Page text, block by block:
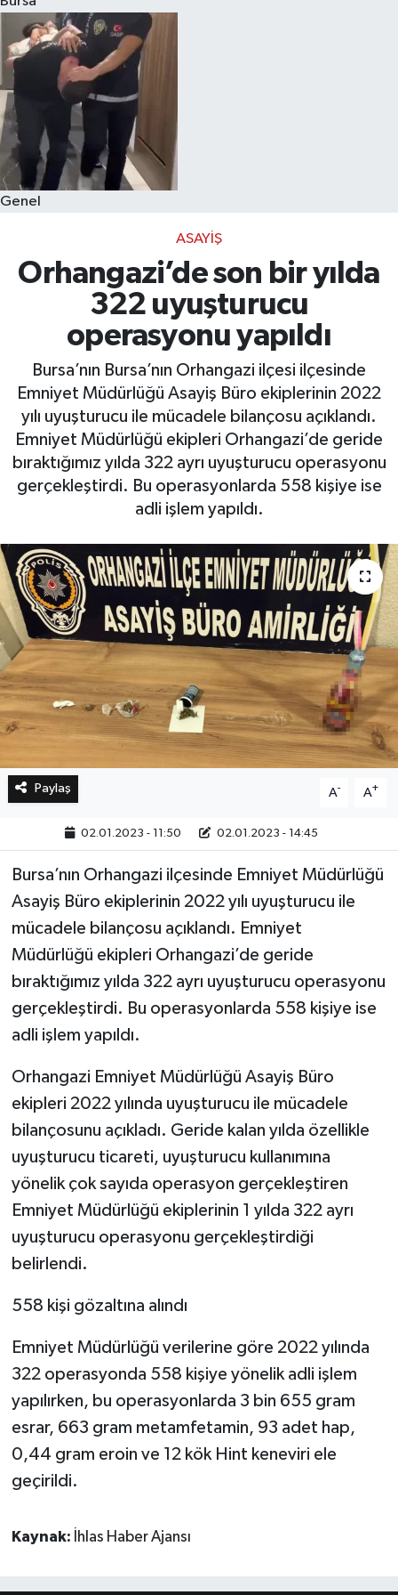
Genel
ASAYIŞ
Orhangazi’de son bir yılda
322 uyuşturucu
operasyonu yapıldı
Bursa’nın Bursa’nın Orhangazi ilçesi ilçesinde
Emniyet Müdürlüğü Asayiş Büro ekiplerinin 2022
yılı uyuşturucu ile mücadele bilançosu açıklandı.
Emniyet Müdürlüğü ekipleri Orhangazi’de geride
bıraktığımız yılda 322 ayrı uyuşturucu operasyonu
gerçekleştirdi. Bu operasyonlarda 558 kişiye ise
adli işlem yapıldı.
Paylaş A- A+
02.01.2023 - 11:50 02.01.2023 - 14:45
Bursa’nın Orhangazi ilçesinde Emniyet Müdürlüğü
Asayiş Büro ekiplerinin 2022 yılı uyuşturucu ile
mücadele bilançosu açıklandı. Emniyet
Müdürlüğü ekipleri Orhangazi’de geride
bıraktığımız yılda 322 ayrı uyuşturucu operasyonu
gerçekleştirdi. Bu operasyonlarda 558 kişiye ise
adli işlem yapıldı.
Orhangazi Emniyet Müdürlüğü Asayiş Büro
ekipleri 2022 yılında uyuşturucu ile mücadele
bilançosunu açıkladı. Geride kalan yılda özellikle
uyuşturucu ticareti, uyuşturucu kullanımına
yönelik çok sayıda operasyon gerçekleştiren
Emniyet Müdürlüğü ekiplerinin 1 yılda 322 ayrı
uyuşturucu operasyonu gerçekleştirdiği
belirlendi.
558 kişi gözaltına alındı
Emniyet Müdürlüğü verilerine göre 2022 yılında
322 operasyonda 558 kişiye yönelik adli işlem
yapılırken, bu operasyonlarda 3 bin 655 gram
esrar, 663 gram metamfetamin, 93 adet hap,
0,44 gram eroin ve 12 kök Hint keneviri ele
geçirildi.
Kaynak: İhlas Haber Ajansı
Eğitim
Sağlık
Magazin
Kültür & Sanat
Teknoloji
Bilim
Genel
Bilim, Teknoloji